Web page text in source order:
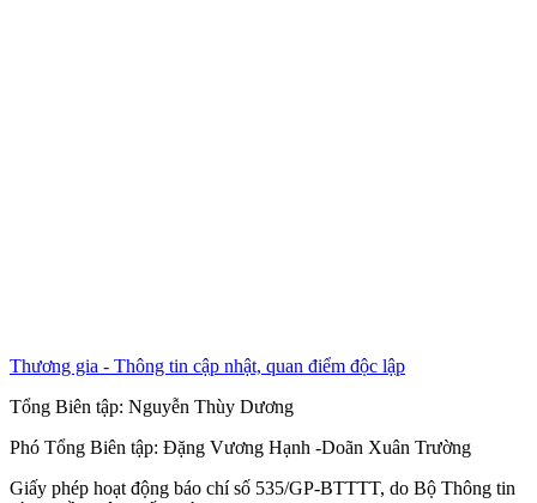
Thương gia - Thông tin cập nhật, quan điểm độc lập
Tổng Biên tập: Nguyễn Thùy Dương
Phó Tổng Biên tập: Đặng Vương Hạnh -Doãn Xuân Trường
Giấy phép hoạt động báo chí số 535/GP-BTTTT, do Bộ Thông tin